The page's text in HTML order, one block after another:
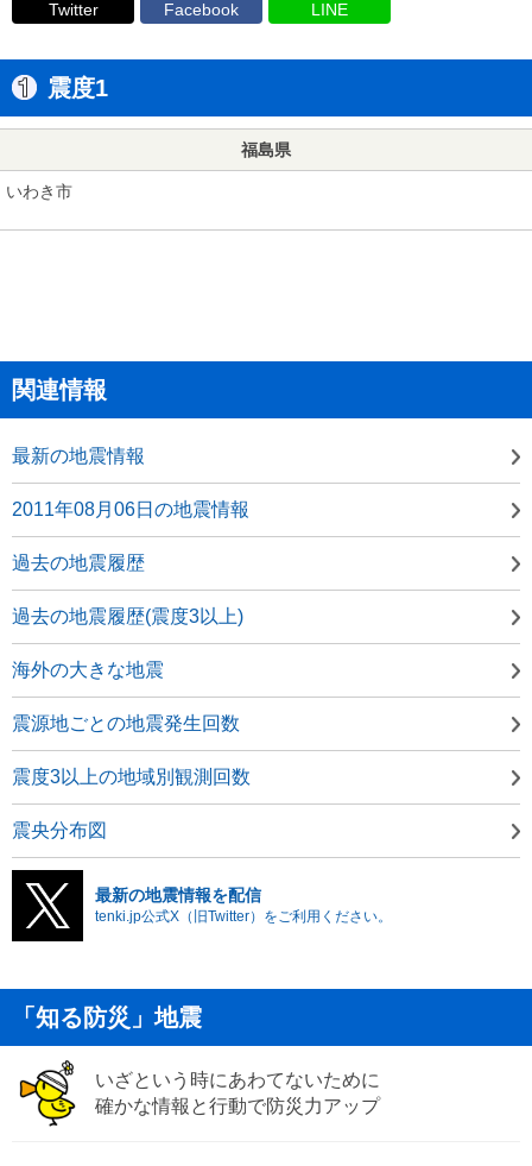
Twitter Facebook LINE
震度1
福島県
いわき市
関連情報
最新の地震情報
2011年08月06日の地震情報
過去の地震履歴
過去の地震履歴(震度3以上)
海外の大きな地震
震源地ごとの地震発生回数
震度3以上の地域別観測回数
震央分布図
最新の地震情報を配信
tenki.jp公式X（旧Twitter）をご利用ください。
「知る防災」地震
いざという時にあわてないために
確かな情報と行動で防災力アップ